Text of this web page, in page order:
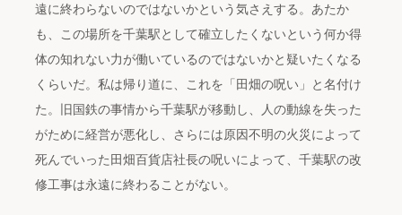
遠に終わらないのではないかという気さえする。あたか
も、この場所を千葉駅として確立したくないという何か得
体の知れない力が働いているのではないかと疑いたくなる
くらいだ。私は帰り道に、これを「田畑の呪い」と名付け
た。旧国鉄の事情から千葉駅が移動し、人の動線を失った
がために経営が悪化し、さらには原因不明の火災によって
死んでいった田畑百貨店社長の呪いによって、千葉駅の改
修工事は永遠に終わることがない。